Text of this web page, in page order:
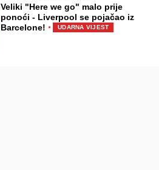
Veliki "Here we go" malo prije
ponoći - Liverpool se pojačao iz
Barcelone! · UDARNA VIJEST